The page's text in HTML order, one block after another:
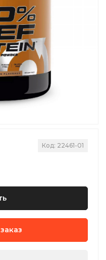
Код: 22461-01